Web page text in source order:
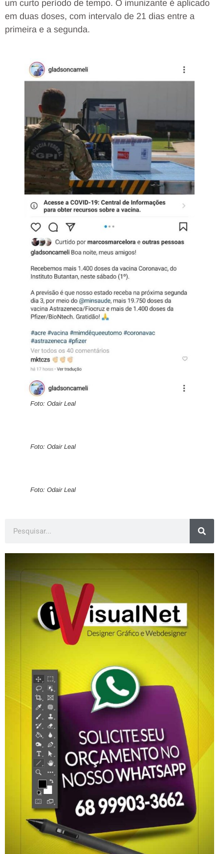
um curto período de tempo. O imunizante é aplicado
em duas doses, com intervalo de 21 dias entre a
primeira e a segunda.
Foto: Odair Leal
Foto: Odair Leal
Foto: Odair Leal